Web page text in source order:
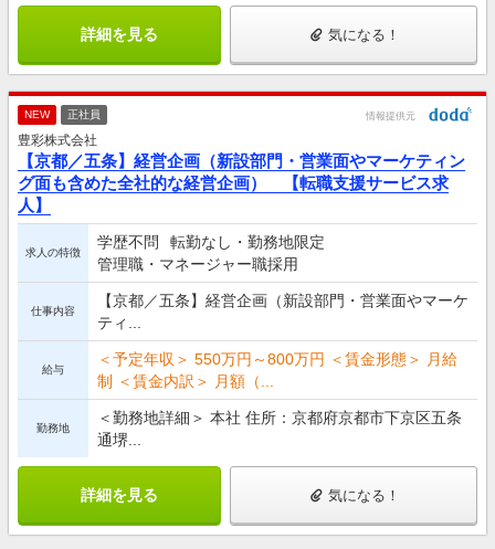
詳細を見る 気になる！
NEW 正社員 情報提供元
豊彩株式会社
【京都／五条】経営企画（新設部門・営業面やマーケティン
グ面も含めた全社的な経営企画） 【転職支援サービス求
人】
求人の特徴
学歴不問
転勤なし・勤務地限定
管理職・マネージャー職採用
仕事内容
【京都／五条】経営企画（新設部門・営業面やマーケ
ティ...
給与
＜予定年収＞ 550万円～800万円 ＜賃金形態＞ 月給
制 ＜賃金内訳＞ 月額（...
勤務地
＜勤務地詳細＞ 本社 住所：京都府京都市下京区五条
通堺...
詳細を見る 気になる！